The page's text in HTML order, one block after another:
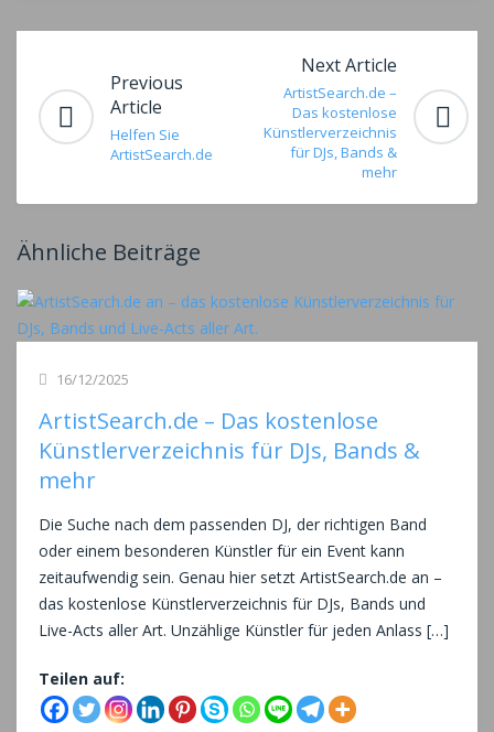
Previous
Article
Helfen Sie
ArtistSearch.de
Next Article
ArtistSearch.de –
Das kostenlose
Künstlerverzeichnis
für DJs, Bands &
mehr
Ähnliche Beiträge
16/12/2025
ArtistSearch.de – Das kostenlose
Künstlerverzeichnis für DJs, Bands &
mehr
Die Suche nach dem passenden DJ, der richtigen Band
oder einem besonderen Künstler für ein Event kann
zeitaufwendig sein. Genau hier setzt ArtistSearch.de an –
das kostenlose Künstlerverzeichnis für DJs, Bands und
Live-Acts aller Art. Unzählige Künstler für jeden Anlass […]
Teilen auf: